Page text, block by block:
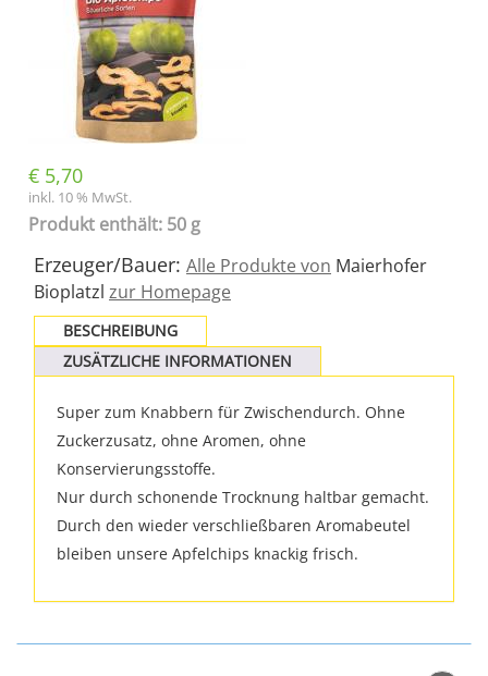
€ 5,70
inkl. 10 % MwSt.
Produkt enthält: 50 g
Erzeuger/Bauer: Alle Produkte von Maierhofer
Bioplatzl zur Homepage
BESCHREIBUNG
ZUSÄTZLICHE INFORMATIONEN
Super zum Knabbern für Zwischendurch. Ohne
Zuckerzusatz, ohne Aromen, ohne
Konservierungsstoffe.
Nur durch schonende Trocknung haltbar gemacht.
Durch den wieder verschließbaren Aromabeutel
bleiben unsere Apfelchips knackig frisch.